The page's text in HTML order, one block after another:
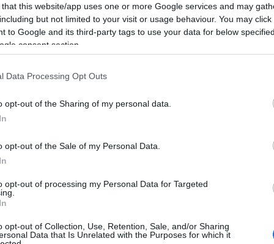
that this website/app uses one or more Google services and may
but not limited to your visit or usage behaviour. You may
to Google and its third-party tags to use your data for below
consent section.
Data Processing Opt Outs
opt-out of the Sharing of my personal data.
opt-out of the Sale of my Personal Data.
opt-out of processing my Personal Data for Targeted
opt-out of Collection, Use, Retention, Sale, and/or Sharing
Data that Is Unrelated with the Purposes for which it
statosuggellato ufficialmente il 5
comunale gli aveva conferito la
il contributo determinante che aveva dato
regione. Di fronte a questa perdita, la
attorno allafamiglia Aga Khan
che ha lasciato un’impronta indelebile
rispetto e dolore – conclude Nizzi – con la
e custodire i suoi preziosi insegnamenti”.
cliccandoqui